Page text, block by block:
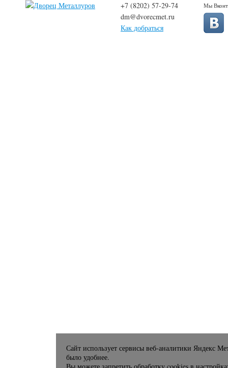
+7 (8202) 57-29-74
dm@dvorecmet.ru
Как добраться
Мы
Сайт использует сервисы веб-аналитики Яндекс
было удобнее.